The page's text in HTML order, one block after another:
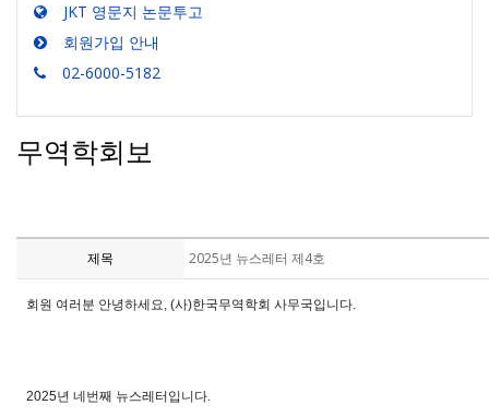
JKT 영문지 논문투고
회원가입 안내
02-6000-5182
무역학회보
제목 2025년 뉴스레터 제4호
회원 여러분 안녕하세요, (사)한국무역학회 사무국입니다.
2025년 네 번째 뉴스레터입니다.